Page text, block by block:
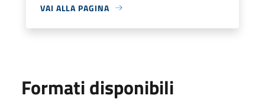
VAI ALLA PAGINA
Formati disponibili